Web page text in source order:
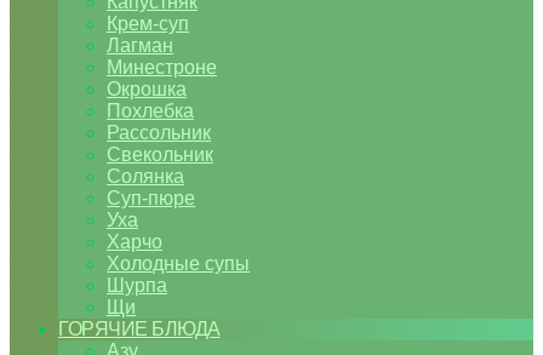
Крем-суп
Лагман
Минестроне
Окрошка
Похлебка
Рассольник
Свекольник
Солянка
Суп-пюре
Уха
Харчо
Холодные супы
Шурпа
Щи
ГОРЯЧИЕ БЛЮДА
Азу